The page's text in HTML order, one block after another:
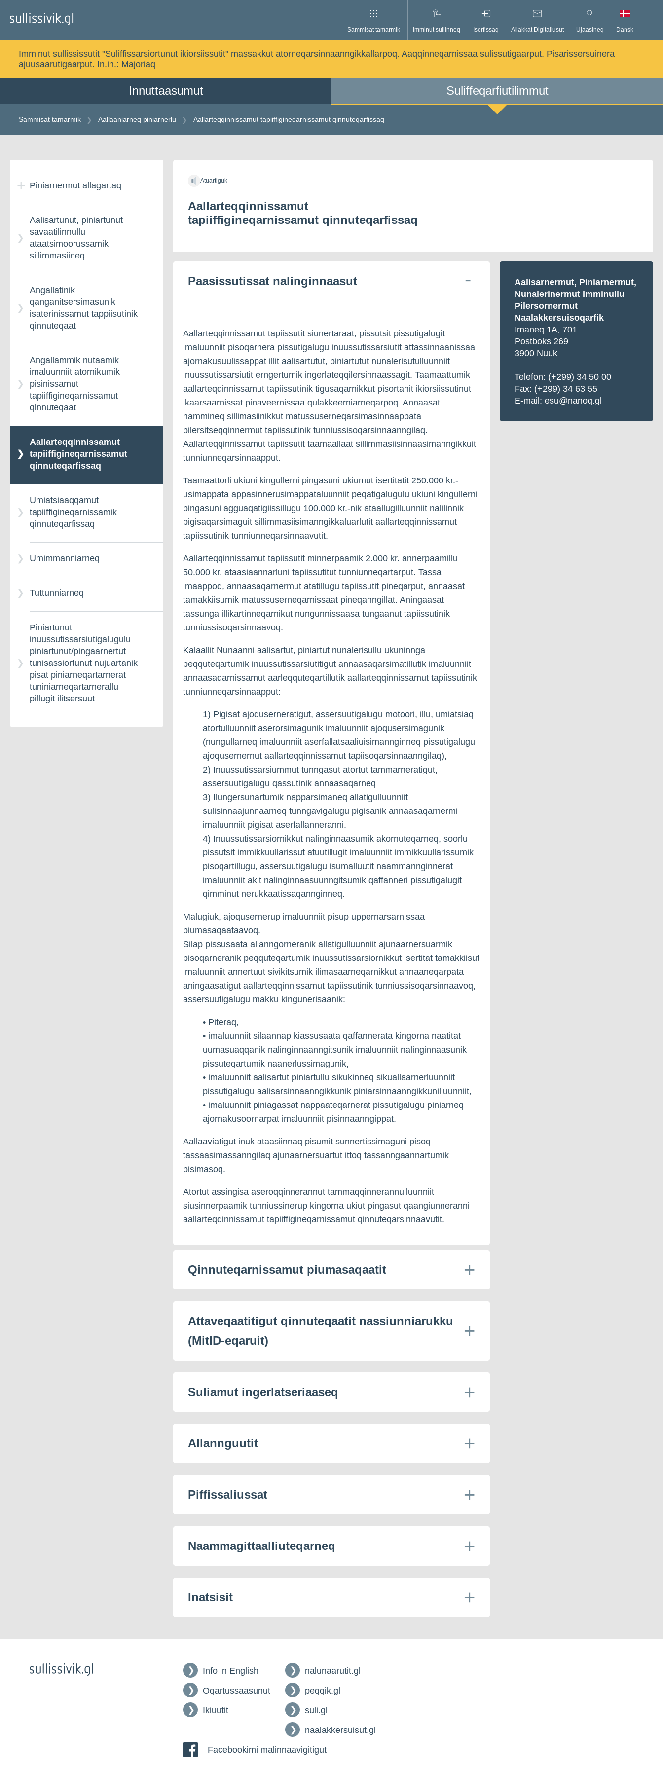
Sammisat tamarmik Imminut sullinneq Iserfissaq Allakkat Digitaliusut Ujaasineq Dansk
Imminut sullississutit "Suliffissarsiortunut ikiorsiissutit" massakkut atorneqarsinnaanngikkallarpoq. Aaqqinneqarnissaa sulissutigaarput. Pisarissersuinera
ajuusaarutigaarput. In.in.: Majoriaq
Innuttaasumut Suliffeqarfiutilimmut
Sammisat tamarmik Aallaaniarneq piniarnerlu Aallarteqqinnissamut tapiiffigineqarnissamut qinnuteqarfissaq
indholdetPiniarnermut allagartaq
Inuussutissarsiutigalugu
piniarnermut allagartaq
Aalisartunut, piniartunut
savaatilinnullu
ataatsimoorussamik
sillimmasiineq
Angallatinik
qanganitsersimasunik
isaterinissamut tappiisutinik
qinnuteqaat
Angallammik nutaamik
imaluunniit atornikumik
pisinissamut
tapiiffigineqarnissamut
qinnuteqaat
Aallarteqqinnissamut
tapiiffigineqarnissamut
qinnuteqarfissaq
Umiatsiaaqqamut
tapiiffigineqarnissamik
qinnuteqarfissaq
Umimmanniarneq
Tuttunniarneq
Piniartunut
inuussutissarsiutigalugulu
piniartunut/pingaarnertut
tunisassiortunut nujuartanik
pisat piniarneqartarnerat
tuniniarneqartarnerallu
pillugit ilitsersuut
Atuartiguk
Aallarteqqinnissamut
tapiiffigineqarnissamut qinnuteqarfissaq
Paasissutissat nalinginnaasut
Aallarteqqinnissamut tapiissutit siunertaraat, pissutsit pissutigalugit
imaluunniit pisoqarnera pissutigalugu inuussutissarsiutit attassinnaanissaa
ajornakusuulissappat illit aalisartutut, piniartutut nunalerisutulluunniit
inuussutissarsiutit erngertumik ingerlateqqilersinnaassagit. Taamaattumik
aallarteqqinnissamut tapiissutinik tigusaqarnikkut pisortanit ikiorsiissutinut
ikaarsaarnissat pinaveernissaa qulakkeerniarneqarpoq. Annaasat
nammineq sillimasiinikkut matussuserneqarsimasinnaappata
pilersitseqqinnermut tapiissutinik tunniussisoqarsinnaanngilaq.
Aallarteqqinnissamut tapiissutit taamaallaat sillimmasiisinnaasimanngikkuit
tunniunneqarsinnaapput.
Taamaattorli ukiuni kingullerni pingasuni ukiumut isertitatit 250.000 kr.-
usimappata appasinnerusimappataluunniit peqatigalugulu ukiuni kingullerni
pingasuni agguaqatigiissillugu 100.000 kr.-nik ataallugilluunniit nalilinnik
pigisaqarsimaguit sillimmasiisimanngikkaluarlutit aallarteqqinnissamut
tapiissutinik tunniunneqarsinnaavutit.
Aallarteqqinnissamut tapiissutit minnerpaamik 2.000 kr. annerpaamillu
50.000 kr. ataasiaannarluni tapiissutitut tunniunneqartarput. Tassa
imaappoq, annaasaqarnermut atatillugu tapiissutit pineqarput, annaasat
tamakkiisumik matussuserneqarnissaat pineqanngillat. Aningaasat
tassunga illikartinneqarnikut nungunnissaasa tungaanut tapiissutinik
tunniussisoqarsinnaavoq.
Kalaallit Nunaanni aalisartut, piniartut nunalerisullu ukuninnga
peqquteqartumik inuussutissarsiutitigut annaasaqarsimatillutik imaluunniit
annaasaqarnissamut aarleqquteqartillutik aallarteqqinnissamut tapiissutinik
tunniunneqarsinnaapput:
1) Pigisat ajoquserneratigut, assersuutigalugu motoori, illu, umiatsiaq
atortulluunniit aserorsimagunik imaluunniit ajoqusersimagunik
(nungullarneq imaluunniit aserfallatsaaliuisimannginneq pissutigalugu
ajoqusernernut aallarteqqinnissamut tapiisoqarsinnaanngilaq),
2) Inuussutissarsiummut tunngasut atortut tammarneratigut,
assersuutigalugu qassutinik annaasaqarneq
3) Ilungersunartumik napparsimaneq allatigulluunniit
sulisinnaajunnaarneq tunngavigalugu pigisanik annaasaqarnermi
imaluunniit pigisat aserfallanneranni.
4) Inuussutissarsiornikkut nalinginnaasumik akornuteqarneq, soorlu
pissutsit immikkuullarissut atuutillugit imaluunniit immikkuullarissumik
pisoqartillugu, assersuutigalugu isumalluutit naammannginnerat
imaluunniit akit nalinginnaasuunngitsumik qaffanneri pissutigalugit
qimminut nerukkaatissaqannginneq.
Malugiuk, ajoqusernerup imaluunniit pisup uppernarsarnissaa
piumasaqaataavoq.
Silap pissusaata allanngorneranik allatigulluunniit ajunaarnersuarmik
pisoqarneranik peqquteqartumik inuussutissarsiornikkut isertitat tamakkiisut
imaluunniit annertuut sivikitsumik ilimasaarneqarnikkut annaaneqarpata
aningaasatigut aallarteqqinnissamut tapiissutinik tunniussisoqarsinnaavoq,
assersuutigalugu makku kingunerisaanik:
• Piteraq,
• imaluunniit silaannap kiassusaata qaffannerata kingorna naatitat
uumasuaqqanik nalinginnaanngitsunik imaluunniit nalinginnaasunik
pissuteqartumik naanerlussimagunik,
• imaluunniit aalisartut piniartullu sikukinneq sikuallaarnerluunniit
pissutigalugu aalisarsinnaanngikkunik piniarsinnaanngikkunilluunniit,
• imaluunniit piniagassat nappaateqarnerat pissutigalugu piniarneq
ajornakusoornarpat imaluunniit pisinnaanngippat.
Aallaaviatigut inuk ataasiinnaq pisumit sunnertissimaguni pisoq
tassaasimassanngilaq ajunaarnersuartut ittoq tassanngaannartumik
pisimasoq.
Atortut assingisa aseroqqinnerannut tammaqqinnerannulluunniit
siusinnerpaamik tunniussinerup kingorna ukiut pingasut qaangiunneranni
aallarteqqinnissamut tapiiffigineqarnissamut qinnuteqarsinnaavutit.
Qinnuteqarnissamut piumasaqaatit
Attaveqaatitigut qinnuteqaatit nassiunniarukku
(MitID-eqaruit)
Suliamut ingerlatseriaaseq
Allannguutit
Piffissaliussat
Naammagittaalliuteqarneq
Inatsisit
Aalisarnermut, Piniarnermut,
Nunalerinermut Imminullu
Pilersornermut
Naalakkersuisoqarfik
Imaneq 1A, 701
Postboks 269
3900 Nuuk
Telefon: (+299) 34 50 00
Fax: (+299) 34 63 55
E-mail: esu@nanoq.gl
Info in English
Oqartussaasunut
Ikiuutit
nalunaarutit.gl
peqqik.gl
suli.gl
naalakkersuisut.gl
Facebookimi malinnaavigitigut